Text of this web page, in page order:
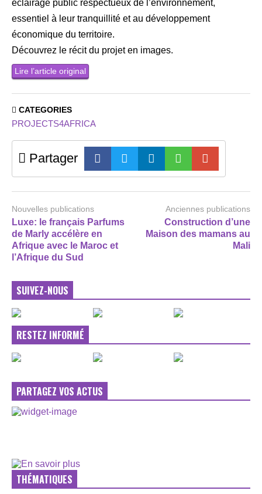
éclairage public respectueux de l’environnement,
essentiel à leur tranquillité et au développement
économique du territoire.
Découvrez le récit du projet en images.
Lire l’article original
CATEGORIES
PROJECTS4AFRICA
Partager
Nouvelles publications
Luxe: le français Parfums
de Marly accélère en
Afrique avec le Maroc et
l’Afrique du Sud
Anciennes publications
Construction d’une
Maison des mamans au
Mali
SUIVEZ-NOUS
RESTEZ INFORMÉ
PARTAGEZ VOS ACTUS
THÉMATIQUES